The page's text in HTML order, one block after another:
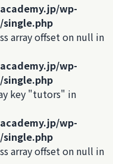
wp-
array offset on null in
wp-
key "tutors" in
wp-
array offset on null in